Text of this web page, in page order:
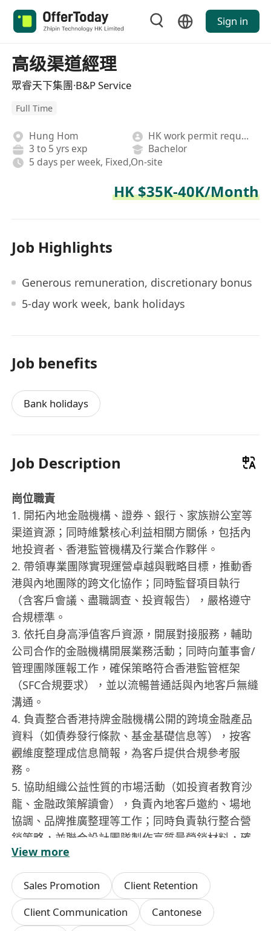
Sign in
高级渠道經理
眾睿天下集團·B&P Service
Full Time
Hung Hom
HK work permit required
3 to 5 yrs exp
Bachelor
5 days per week, Fixed,On-site
HK $35K-40K/Month
Job Highlights
Generous remuneration, discretionary bonus
5-day work week, bank holidays
Job benefits
Bank holidays
Job Description
崗位職責
1. 開拓內地金融機構、證券、銀行、家族辦公室等
渠道資源；同時維繫核心利益相關方關係，包括內
地投資者、香港監管機構及行業合作夥伴。
2. 帶領專業團隊實現運營卓越與戰略目標，推動香
港與內地團隊的跨文化協作；同時監督項目執行
（含客戶會議、盡職調查、投資報告），嚴格遵守
合規標準。
3. 依托自身高淨值客戶資源，開展對接服務，輔助
公司合作的金融機構開展業務活動；同時向董事會/
管理團隊匯報工作，確保策略符合香港監管框架
（SFC合規要求），並以流暢普通話與內地客戶無縫
溝通。
4. 負責整合香港持牌金融機構公開的跨境金融產品
資料（如債券發行條款、基金基礎信息等），按客
觀維度整理成信息簡報，為客戶提供合規參考服
務。
5. 協助組織公益性質的市場活動（如投資者教育沙
龍、金融政策解讀會），負責內地客戶邀約、場地
協調、品牌推廣整理等工作；同時負責執行整合營
銷策略，並聯合設計團隊製作高質量營銷材料，確
保內容符合華語受眾文化屬性。
6. 跟蹤香港及內地跨境金融政策動態、市場趨勢，
輸出非決策性分析報告，為公司渠道合作優化與服
務升級提供參考；同時監測全球虛擬資產趨勢，聚
焦中港市場協同機遇。
View more
Sales Promotion
Client Retention
Client Communication
Cantonese